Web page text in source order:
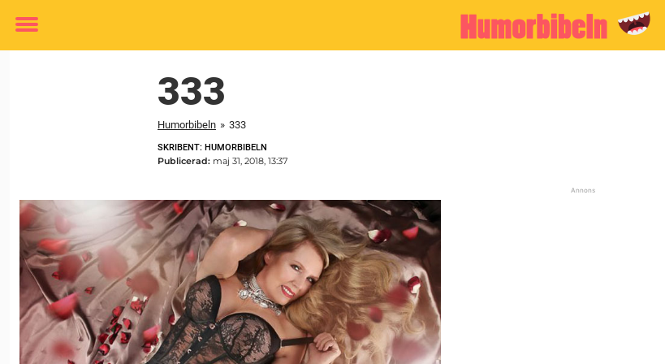
Toggle
333
Humorbibeln » 333
SKRIBENT: HUMORBIBELN
Publicerad: maj 31, 2018, 13:37